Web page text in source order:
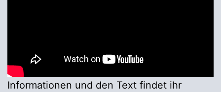
Informationen und den Text findet ihr